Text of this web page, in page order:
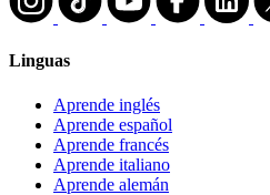
Linguas
Aprende inglés
Aprende español
Aprende francés
Aprende italiano
Aprende alemán